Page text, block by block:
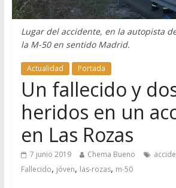
Lugar del accidente, en la autopista
la M-50 en sentido Madrid.
Actualidad Portada
Un fallecido y
heridos en un
en Las Rozas
7 junio 2019 Chema Bueno
Fallecido, jóven, las-rozas, m-50